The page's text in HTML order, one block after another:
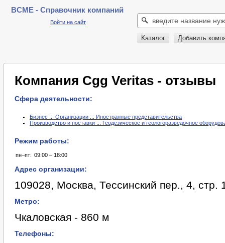
BCME - Справочник компаний
Войти на сайт
Каталог Добавить
Компания Cgg Veritas - отзывы
Сфера деятельности:
Бизнес ::: Организации ::: Иностранные представительства
Производство и поставки ::: Геодезическое и геологоразведочное
Режим работы:
пн–пт: 09:00 – 18:00
Адрес организации:
109028, Москва, Тессинский пер., 4, стр.
Метро:
Чкаловская - 860 м
Телефоны: